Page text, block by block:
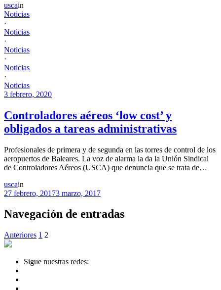
uscain
Noticias
·
Noticias
·
Noticias
·
Noticias
·
Noticias
3 febrero, 2020
Controladores aéreos ‘low cost’ y
obligados a tareas administrativas
Profesionales de primera y de segunda en las torres de control de los
aeropuertos de Baleares. La voz de alarma la da la Unión Sindical
de Controladores Aéreos (USCA) que denuncia que se trata de…
uscain
27 febrero, 20173 marzo, 2017
Navegación de entradas
Anteriores 1 2
Sigue nuestras redes: